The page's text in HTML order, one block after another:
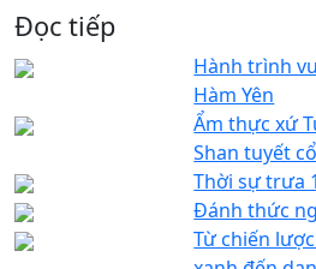
Đọc tiếp
Hành trình
Hàm Yên
Ẩm thực xứ
Shan tuyết
Thời sự trưa
Đánh thức
Từ chiến